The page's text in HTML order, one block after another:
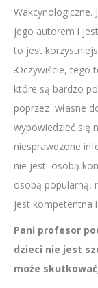
Wakcynologiczne.
jego autorem i
to jest
.Oczywiście, tego
które są bardzo
poprzez własne
wypowiedzieć się
niesprawdzone
nie jest osobą
osobą popularną,
jest kompetentna
Pani profesor
dzieci nie jest
może